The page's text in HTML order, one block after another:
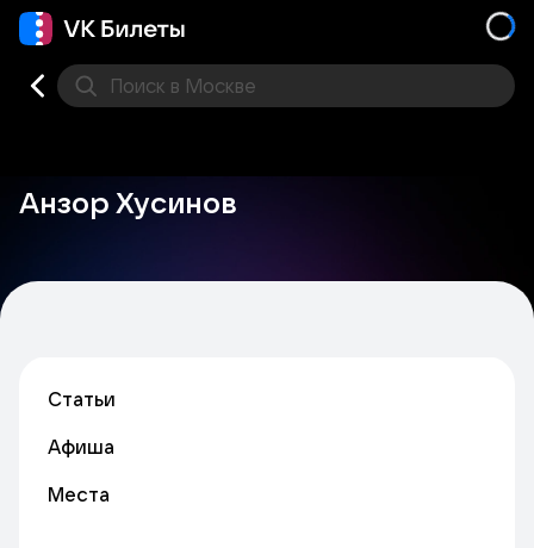
Поиск в Москве
Анзор Хусинов
Статьи
Афиша
Места